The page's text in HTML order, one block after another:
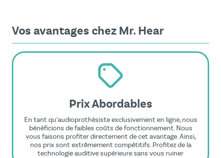
Vos avantages chez Mr. Hear
Prix Abordables
En tant qu'audioprothésiste exclusivement en ligne, nous
bénéficions de faibles coûts de fonctionnement. Nous
vous faisons profiter directement de cet avantage. Ainsi,
nos prix sont extrêmement compétitifs. Profitez de la
technologie auditive supérieure sans vous ruiner